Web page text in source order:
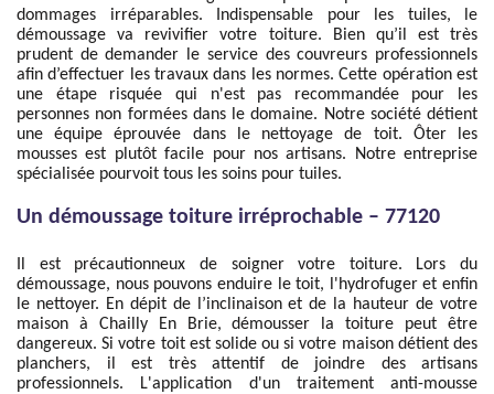
dommages irréparables. Indispensable pour les tuiles, le
démoussage va revivifier votre toiture. Bien qu’il est très
prudent de demander le service des couvreurs professionnels
afin d’effectuer les travaux dans les normes. Cette opération est
une étape risquée qui n'est pas recommandée pour les
personnes non formées dans le domaine. Notre société détient
une équipe éprouvée dans le nettoyage de toit. Ôter les
mousses est plutôt facile pour nos artisans. Notre entreprise
spécialisée pourvoit tous les soins pour tuiles.
Un démoussage toiture irréprochable – 77120
Il est précautionneux de soigner votre toiture. Lors du
démoussage, nous pouvons enduire le toit, l'hydrofuger et enfin
le nettoyer. En dépit de l’inclinaison et de la hauteur de votre
maison à Chailly En Brie, démousser la toiture peut être
dangereux. Si votre toit est solide ou si votre maison détient des
planchers, il est très attentif de joindre des artisans
professionnels. L'application d'un traitement anti-mousse